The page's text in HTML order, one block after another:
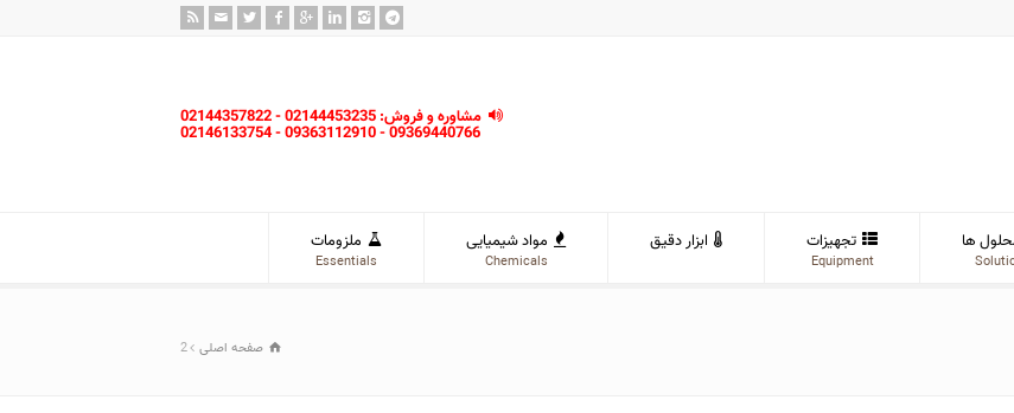
مشاوره و فروش: 02144453235 - 02144357822
09369440766 - 09363112910 - 02146133754
ها تجهیزات
Equipment
ابزار دقیق مواد شیمیایی
Chemicals
ملزومات
Essentials
صفحه اصلی 2